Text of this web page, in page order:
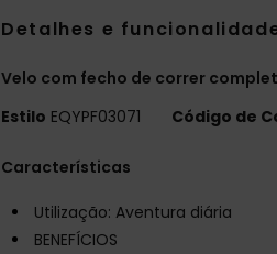
Detalhes e
Velo com fecho de correr
Estilo EQYPF03071 Código de
Características
Utilização: Aventura diária
BENEFÍCIOS